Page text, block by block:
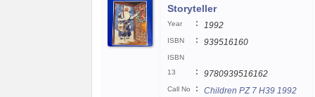
Storyteller
Year : 1992
ISBN : 939516160
ISBN
13
: 9780939516162
Call No : Children PZ 7 H39 1992